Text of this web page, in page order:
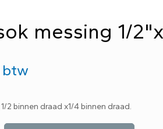
messing 1/
btw
2 binnen draad x1/4 binnen draad.